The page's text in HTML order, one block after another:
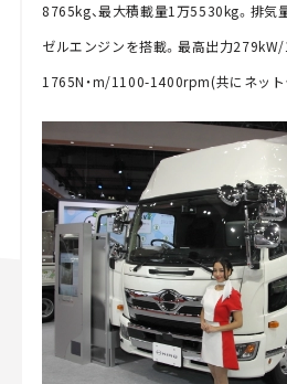
8765kg、最大積載量1万5530kg。排気
ゼルエンジンを搭載。最高出力
1765N・m/1100-1400rpm(共にネット